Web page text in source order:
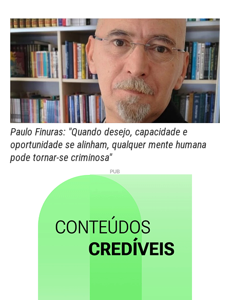
Paulo Finuras: "Quando desejo, capacidade e
oportunidade se alinham, qualquer mente humana
pode tornar-se criminosa"